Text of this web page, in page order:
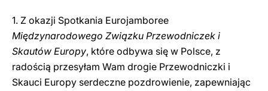
1. Z okazji Spotkania Eurojamboree
Międzynarodowego Związku Przewodniczek i
Skautów Europy, które odbywa się w Polsce, z
radością przesyłam Wam drogie Przewodniczki i
Skauci Europy serdeczne pozdrowienie, zapewniając